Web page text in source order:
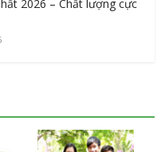
2026 – Chất lượng cực